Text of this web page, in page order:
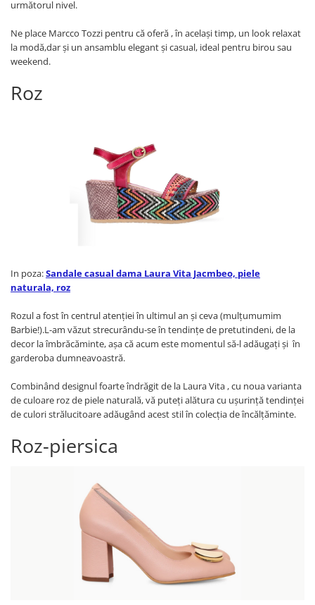
următorul nivel.
Ne place Marcco Tozzi pentru că oferă , în acelaşi timp, un look relaxat
la modă,dar şi un ansamblu elegant și casual, ideal pentru birou sau
weekend.
Roz
In poza:Sandale casual dama Laura Vita Jacmbeo, piele
naturala, roz
Rozul a fost în centrul atenției în ultimul an și ceva (mulțumumim
Barbie!).L-am văzut strecurându-se în tendințe de pretutindeni, de la
decor la îmbrăcăminte, așa că acum este momentul să-l adăugaţi şi în
garderoba dumneavoastră.
Combinând designul foarte îndrăgit de la Laura Vita , cu noua varianta
de culoare roz de piele naturală, vă puteți alătura cu ușurință tendinței
de culori strălucitoare adăugând acest stil în colecția de încălţăminte.
Roz-piersica